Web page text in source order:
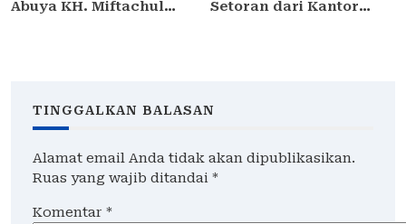
Abuya KH. Miftachul
Setoran dari Kantor
TINGGALKAN BALASAN
Alamat email Anda tidak akan dipublikasikan.
Ruas yang wajib ditandai *
Komentar *